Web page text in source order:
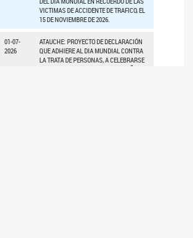
VICTIMAS DE ACCIDENTE DE TRAFICO, EL
15 DE NOVIEMBRE DE 2026.
01-07-
2026
ATAUCHE: PROYECTO DE DECLARACIÓN
QUE ADHIERE AL DIA MUNDIAL CONTRA
LA TRATA DE PERSONAS, A CELEBRARSE
TODOS LOS 30 DE JULIO DE CADA AÑO.